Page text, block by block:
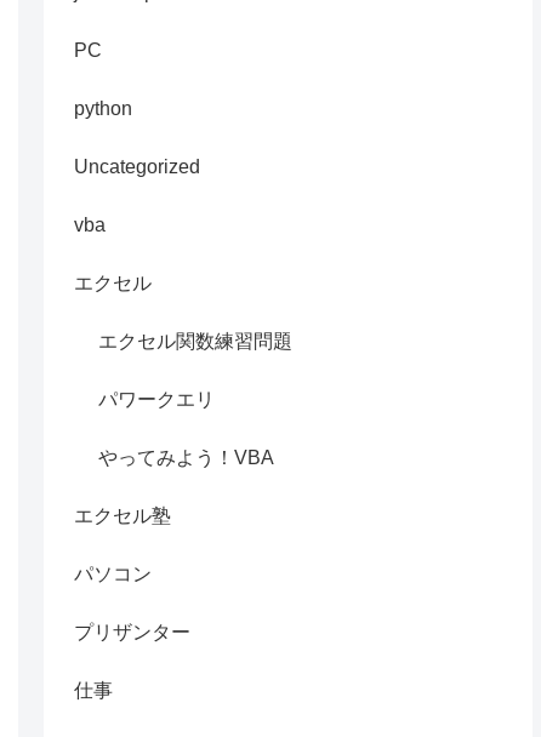
PC
python
Uncategorized
vba
エクセル
エクセル関数練習問題
パワークエリ
やってみよう！VBA
エクセル塾
パソコン
プリザンター
仕事